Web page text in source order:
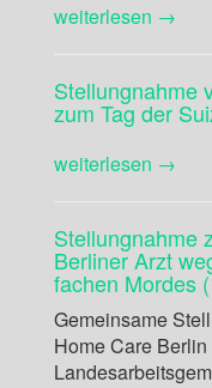
weiterlesen →
Stellungnahme
zum Tag der
weiterlesen →
Stellungnahme
Berliner Arzt
fachen Mordes
Gemeinsame
Home Care